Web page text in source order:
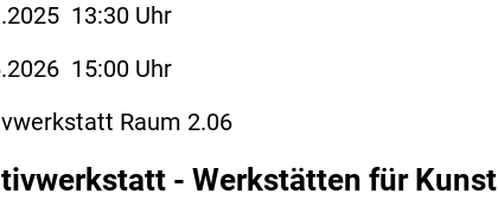
13:30 Uhr
15:00 Uhr
Raum 2.06
- Werkstätten für Kunst